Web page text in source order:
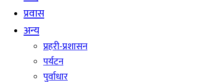
प्रवास
अन्य
प्रहरी-प्रशासन
पर्यटन
पुर्वाधार